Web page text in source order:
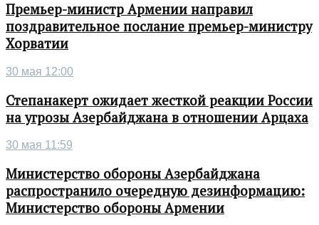
Премьер-министр Армении направил
поздравительное послание премьер-министру
Хорватии
30 мая 12:00
Степанакерт ожидает жесткой реакции России
на угрозы Азербайджана в отношении Арцаха
30 мая 11:59
Министерство обороны Азербайджана
распространило очередную дезинформацию:
Министерство обороны Армении